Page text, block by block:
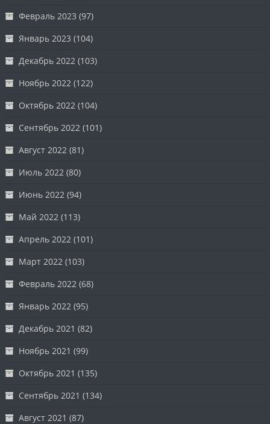
Февраль 2023 (97)
Январь 2023 (104)
Декабрь 2022 (103)
Ноябрь 2022 (122)
Октябрь 2022 (104)
Сентябрь 2022 (101)
Август 2022 (81)
Июль 2022 (80)
Июнь 2022 (94)
Май 2022 (113)
Апрель 2022 (101)
Март 2022 (103)
Февраль 2022 (68)
Январь 2022 (95)
Декабрь 2021 (82)
Ноябрь 2021 (99)
Октябрь 2021 (135)
Сентябрь 2021 (134)
Август 2021 (87)